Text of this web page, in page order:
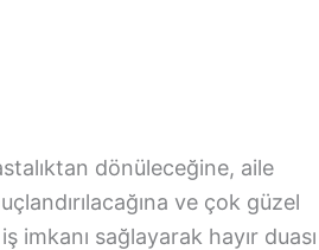
dönüleceğine, aile
ve çok güzel
imkanı sağlayarak hayır duası